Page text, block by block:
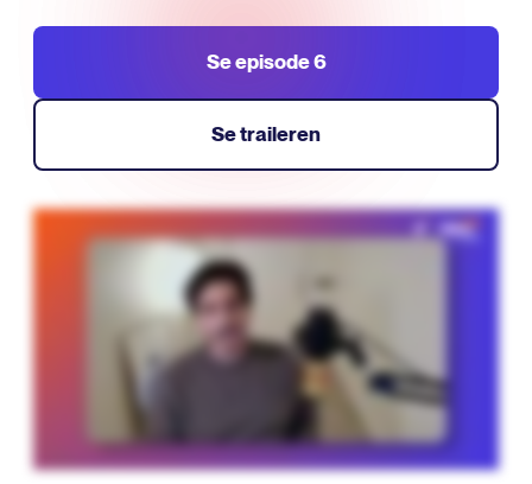
Se episode 6
Se traileren